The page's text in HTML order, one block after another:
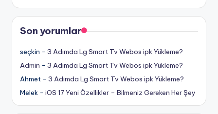
Son yorumlar
seçkin - 3 Adımda Lg Smart Tv Webos ipk Yükleme?
Admin - 3 Adımda Lg Smart Tv Webos ipk Yükleme?
Ahmet - 3 Adımda Lg Smart Tv Webos ipk Yükleme?
Melek - iOS 17 Yeni Özellikler – Bilmeniz Gereken Her Şey